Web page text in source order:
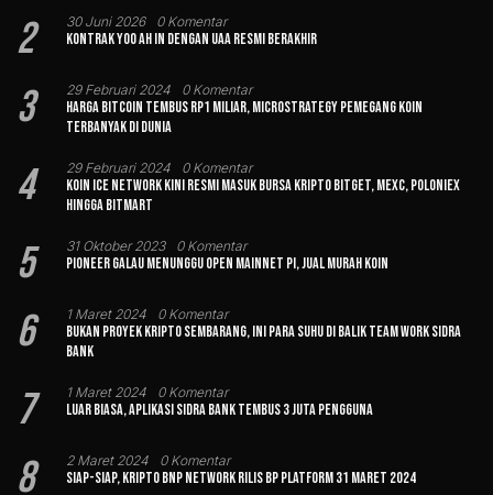
2 30 Juni 2026 0 Komentar
Kontrak Yoo Ah In dengan UAA Resmi Berakhir
3 29 Februari 2024 0 Komentar
Harga Bitcoin Tembus Rp1 Miliar, MicroStrategy Pemegang Koin
Terbanyak di Dunia
4 29 Februari 2024 0 Komentar
Koin Ice Network Kini Resmi Masuk Bursa Kripto Bitget, MEXC, Poloniex
hingga BitMart
5 31 Oktober 2023 0 Komentar
Pioneer Galau Menunggu Open Mainnet Pi, Jual Murah Koin
6 1 Maret 2024 0 Komentar
Bukan Proyek Kripto Sembarang, Ini Para Suhu di Balik Team Work Sidra
Bank
7 1 Maret 2024 0 Komentar
Luar Biasa, Aplikasi Sidra Bank Tembus 3 Juta Pengguna
8 2 Maret 2024 0 Komentar
Siap-siap, Kripto BNP Network Rilis BP Platform 31 Maret 2024